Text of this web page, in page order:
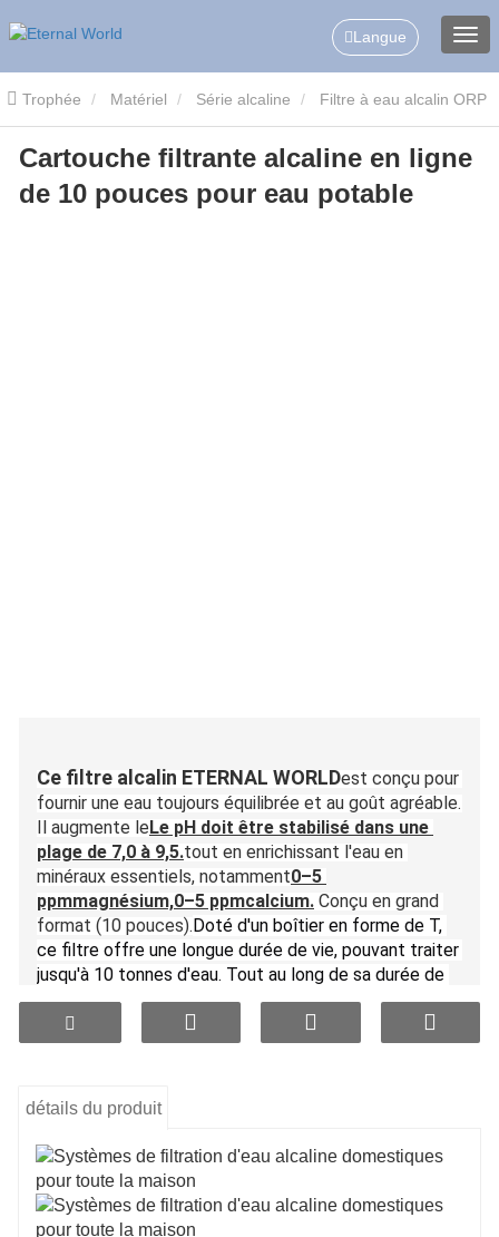
Langue
Trophée Matériel Série alcaline Filtre à eau alcalin ORP
Cartouche filtrante alcaline en ligne de 10 pouces pour eau
potable
Cartouche filtrante alcaline en ligne
de 10 pouces pour eau potable
Ce filtre alcalin ETERNAL WORLDest conçu pour
fournir une eau toujours équilibrée et au goût agréable.
Il augmente leLe pH doit être stabilisé dans une
plage de 7,0 à 9,5.tout en enrichissant l'eau en
minéraux essentiels, notamment0–5
ppmmagnésium,0–5 ppmcalcium. Conçu en grand
format (10 pouces).Doté d'un boîtier en forme de T,
ce filtre offre une longue durée de vie, pouvant traiter
jusqu'à 10 tonnes d'eau. Tout au long de sa durée de
vie, le pH reste stable : le premier verre d'eau après
une nuit de repos conserve un pH inférieur à 10. Il en
résulte une eau pure, au goût agréable et sans odeur
rafraîchissante et fiable à chaque fois.
détails du produit